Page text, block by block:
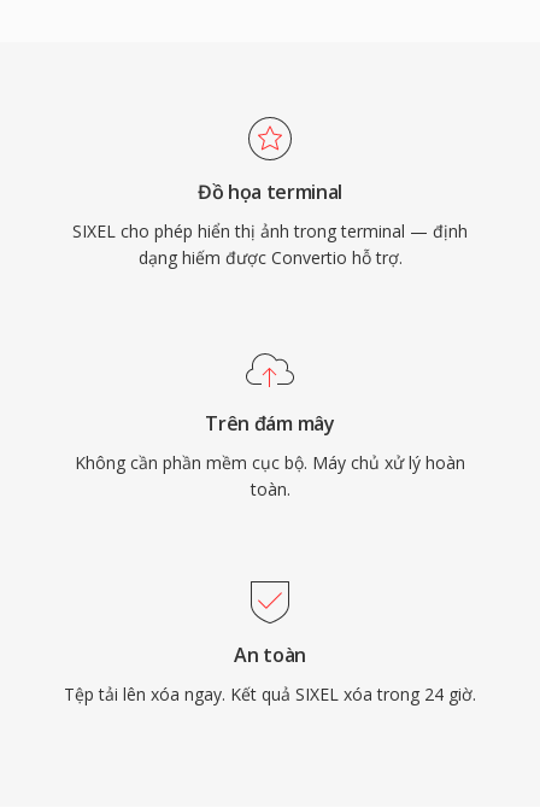
Đồ họa terminal
SIXEL cho phép hiển thị ảnh trong terminal — định
dạng hiếm được Convertio hỗ trợ.
Trên đám mây
Không cần phần mềm cục bộ. Máy chủ xử lý hoàn
toàn.
An toàn
Tệp tải lên xóa ngay. Kết quả SIXEL xóa trong 24 giờ.